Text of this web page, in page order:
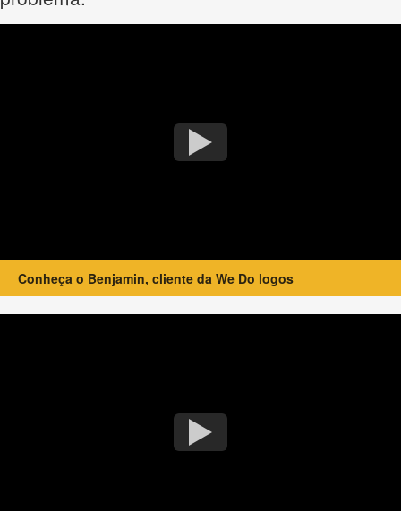
Conheça o Benjamin, cliente da We Do logos